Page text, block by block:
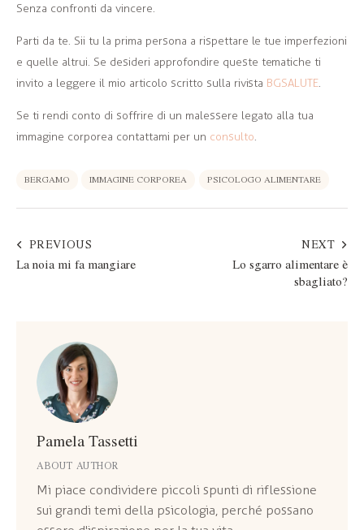
Senza confronti da vincere.
Parti da te. Sii tu la prima persona a rispettare le tue imperfezioni
e quelle altrui. Se desideri approfondire queste tematiche ti
invito a leggere il mio articolo scritto sulla rivista BGSALUTE.
Se ti rendi conto di soffrire di un malessere legato alla tua
immagine corporea contattami per un consulto.
BERGAMO IMMAGINE CORPOREA PSICOLOGO ALIMENTARE
PREVIOUS
La noia mi fa mangiare
NEXT
Lo sgarro alimentare è
sbagliato?
Pamela Tassetti
ABOUT AUTHOR
Mi piace condividere piccoli spunti di riflessione
sui grandi temi della psicologia, perché possano